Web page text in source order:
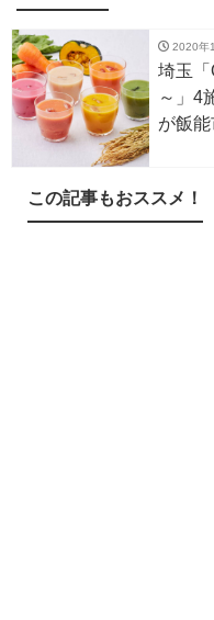
2020年
埼玉「
～」4
が飯能
この記事もおススメ！